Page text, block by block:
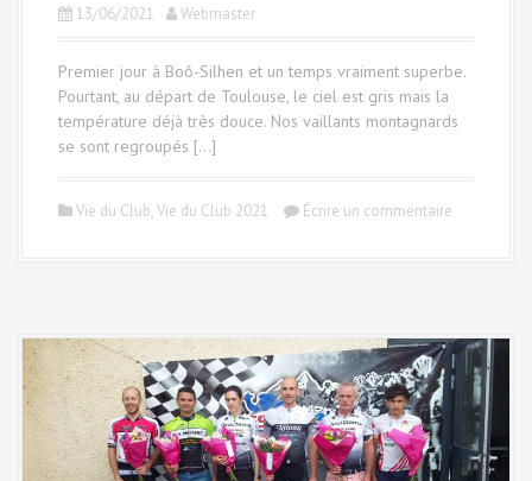
13/06/2021 Webmaster
Premier jour à Boô-Silhen et un temps vraiment superbe.
Pourtant, au départ de Toulouse, le ciel est gris mais la
température déjà très douce. Nos vaillants montagnards
se sont regroupés […]
Vie du Club,Vie du Club 2021 Écrire un commentaire